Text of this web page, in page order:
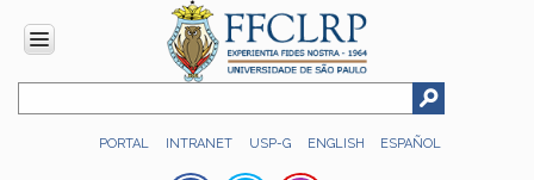
PORTAL INTRANET USP-G ENGLISH ESPAÑOL
INSTITUCIONAL
Histórico